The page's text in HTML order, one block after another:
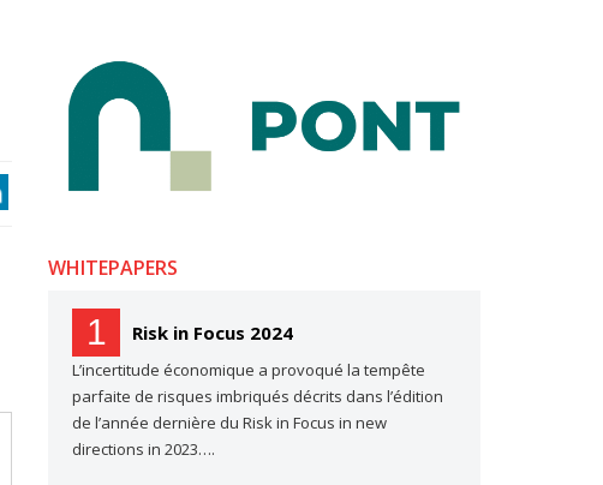
WHITEPAPERS
1 Risk in Focus 2024
L’incertitude économique a provoqué la tempête
parfaite de risques imbriqués décrits dans l’édition
de l’année dernière du Risk in Focus in new
directions in 2023….